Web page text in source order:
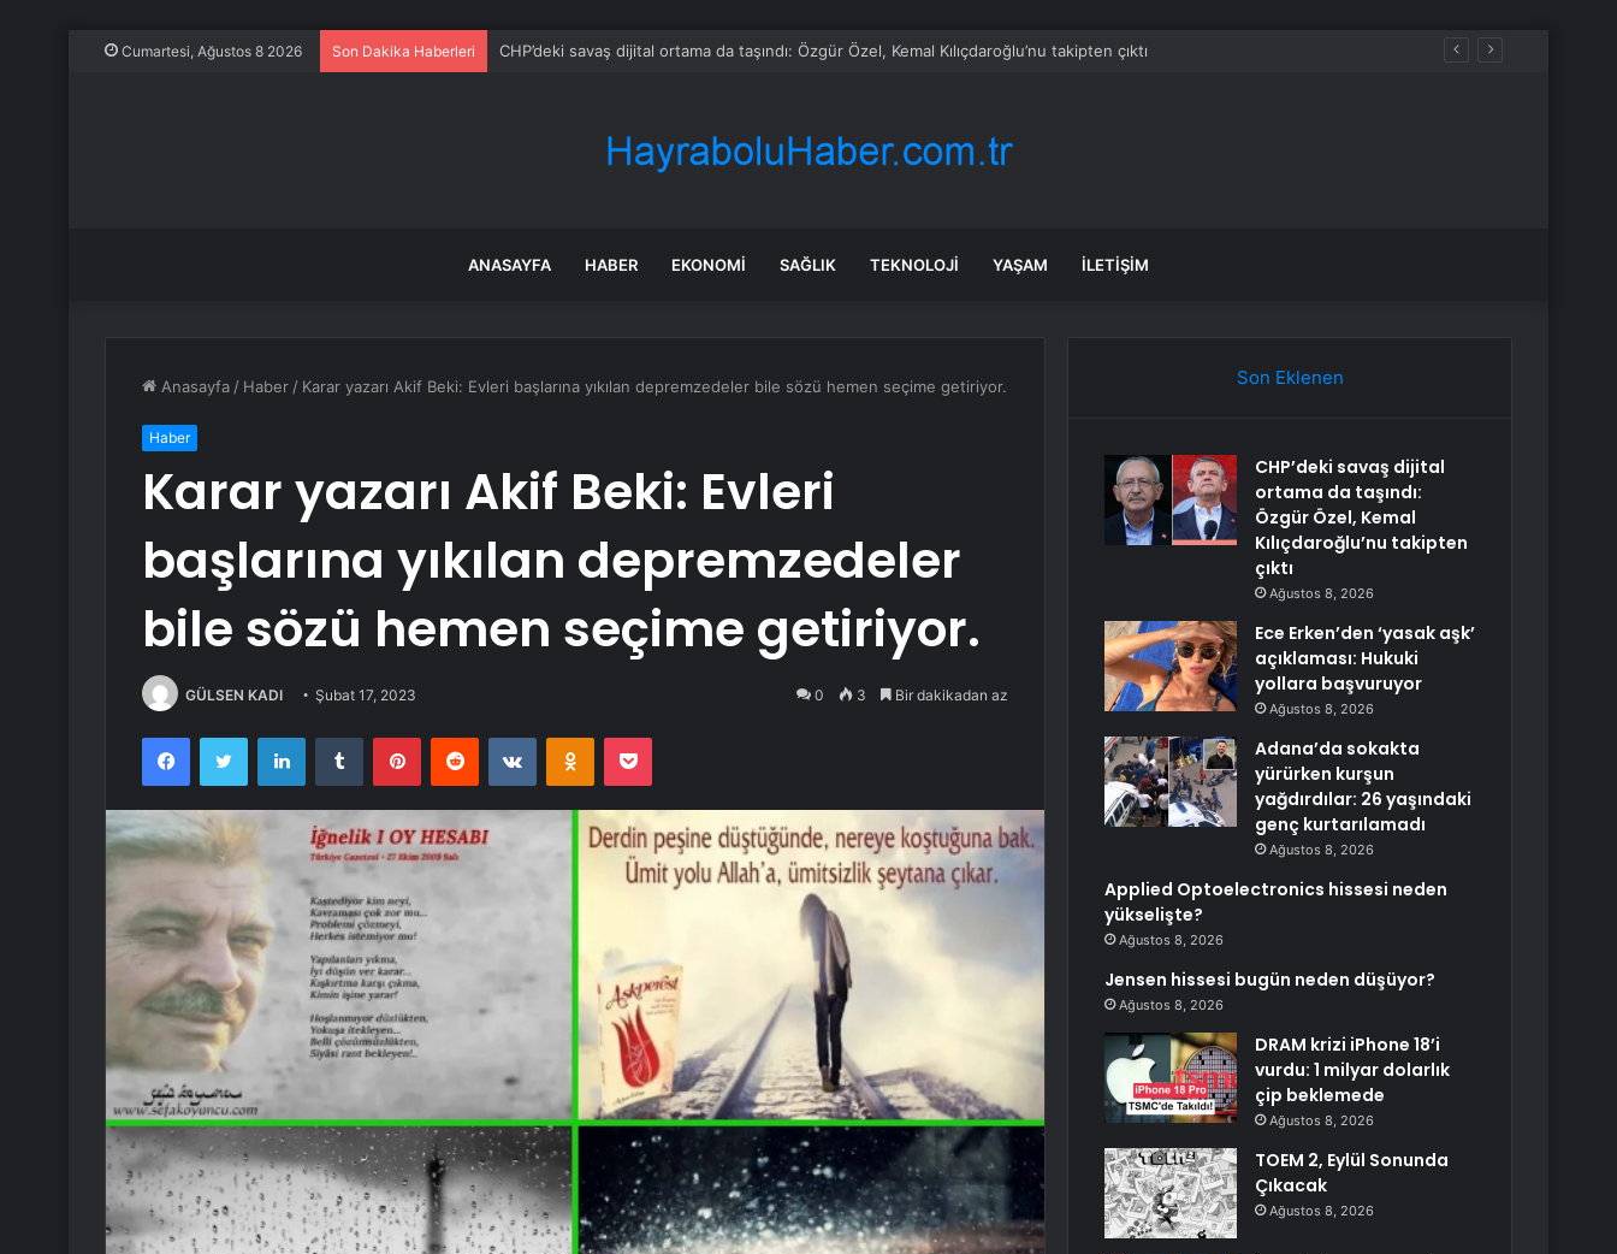
Cumartesi, Ağustos 8 2026 Son Dakika Haberleri Ece Erken’den ‘yasak aşk’ açıklaması: Hukuki yollara başvuruyor
ANASAYFA HABER EKONOMI SAĞLIK TEKNOLOJI YAŞAM İLETIŞIM
Anasayfa / Haber / Karar yazarı Akif Beki: Evleri başlarına yıkılan depremzedeler bile sözü hemen seçime getiriyor.
Haber
Karar yazarı Akif Beki: Evleri
başlarına yıkılan depremzedeler
bile sözü hemen seçime getiriyor.
GÜLSEN KADI Şubat 17, 2023 0 3 Bir dakikadan az
FacebookTwitter LinkedInTumblr PinterestReddit VKontakteOdnoklassniki
Pocket
Son Eklenen
CHP’deki savaş dijital
ortama da taşındı:
Özgür Özel, Kemal
Kılıçdaroğlu’nu takipten
çıktı
Ağustos 8, 2026
Ece Erken’den ‘yasak aşk’
açıklaması: Hukuki
yollara başvuruyor
Ağustos 8, 2026
Adana’da sokakta
yürürken kurşun
yağdırdılar: 26 yaşındaki
genç kurtarılamadı
Ağustos 8, 2026
Applied Optoelectronics hissesi neden
yükselişte?
Ağustos 8, 2026
Jensen hissesi bugün neden düşüyor?
Ağustos 8, 2026
DRAM krizi iPhone 18’i
vurdu: 1 milyar dolarlık
çip beklemede
Ağustos 8, 2026
TOEM 2, Eylül Sonunda
Çıkacak
Ağustos 8, 2026